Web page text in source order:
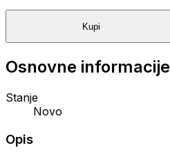
Kupi
Osnovne informacije
Stanje
Novo
Opis